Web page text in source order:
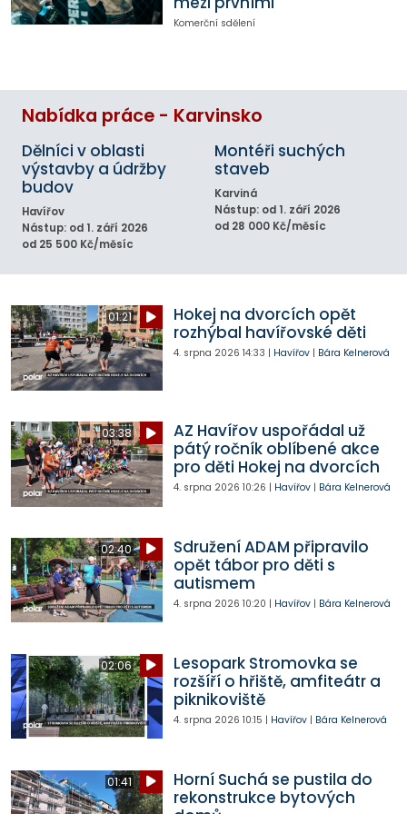
Komerční sdělení
Nabídka práce - Karvinsko
Dělníci v oblasti
výstavby a údržby
budov
Havířov
Nástup: od 1. září 2026
od 25 500 Kč/měsíc
Montéři suchých
staveb
Karviná
Nástup: od 1. září 2026
od 28 000 Kč/měsíc
01:21
Hokej na dvorcích opět
rozhýbal havířovské děti
4. srpna 2026 14:33 | Havířov| Bára Kelnerová
03:38
AZ Havířov uspořádal už
pátý ročník oblíbené akce
pro děti Hokej na dvorcích
4. srpna 2026 10:26 | Havířov| Bára Kelnerová
02:40
Sdružení ADAM připravilo
opět tábor pro děti s
autismem
4. srpna 2026 10:20 | Havířov| Bára Kelnerová
02:06
Lesopark Stromovka se
rozšíří o hřiště, amfiteátr a
piknikoviště
4. srpna 2026 10:15 | Havířov| Bára Kelnerová
01:41
Horní Suchá se pustila do
rekonstrukce bytových